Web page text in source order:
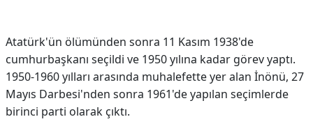
Atatürk'ün ölümünden sonra 11 Kasım 1938'de
cumhurbaşkanı seçildi ve 1950 yılına kadar görev yaptı.
1950-1960 yılları arasında muhalefette yer alan İnönü, 27
Mayıs Darbesi'nden sonra 1961'de yapılan seçimlerde
birinci parti olarak çıktı.